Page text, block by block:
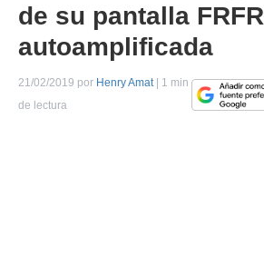
de su pantalla FRFR
autoamplificada
21/02/2019 por Henry Amat| 1 min
de lectura